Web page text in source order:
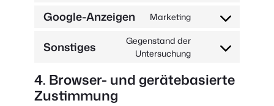
Dienst
Google-Anzeigen Marketing
Zustimmung
Dienst
ads
Sonstiges
Gegenstand der
Untersuchung
Consent
service
4. Browser- und gerätebasierte
Zustimmung